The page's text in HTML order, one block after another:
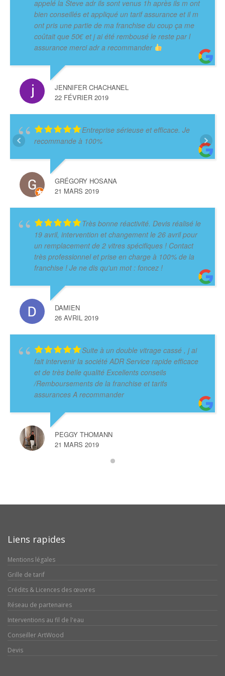
appelé la Steve adr ils sont venus 1h après ils m ont
bien conseillés et appliqué un tarif assurance et il m
ont pris une partie de ma franchise du coup ça me
coûtait que 50€ et j ai été rembousé le reste par l
assurance merci adr a recommander
JENNIFER CHACHANEL
22 FÉVRIER 2019
Entreprise sérieuse et efficace. Je
recommande à 100%
GRÉGORY HOSANA
21 MARS 2019
Très bonne réactivité. Devis réalisé le
19 avril, intervention et changement le 26 avril pour
un remplacement de 2 vitres spécifiques ! Contact
très professionnel et prise en charge à 100% de la
franchise ! Je ne dis qu'un mot : foncez !
DAMIEN
26 AVRIL 2019
Suite à un double vitrage cassé , j ai
fait intervenir la société ADR Service rapide efficace
et de très belle qualité Excellents conseils
/Remboursements de la franchise et tarifs
assurances A recommander
PEGGY THOMANN
21 MARS 2019
Liens rapides
Mentions légales
Grille de tarif
Crédits & Licences des œuvres
Réseau de partenaires
Interventions au fil de l'eau
Conseiller ArtWood
Devis